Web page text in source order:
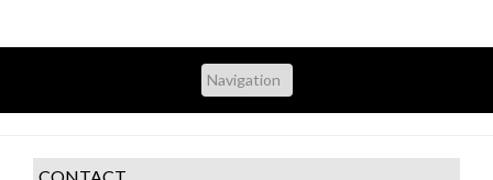
CONTACT